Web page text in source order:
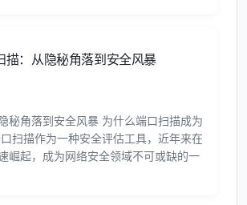
描：从隐秘角落到安全风暴
秘角落到安全风暴 为什么端口扫描成为
扫描作为一种安全评估工具，近年来在
崛起，成为网络安全领域不可或缺的一